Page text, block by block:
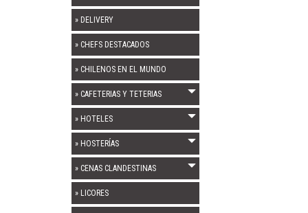
» DELIVERY
» CHEFS DESTACADOS
» CHILENOS EN EL MUNDO
» CAFETERIAS Y TETERIAS
» HOTELES
» HOSTERÍAS
» CENAS CLANDESTINAS
» LICORES